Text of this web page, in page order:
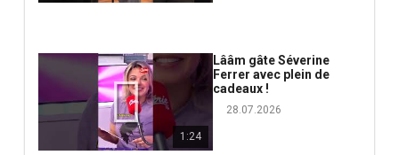
1:24
Lââm gâte Séverine
Ferrer avec plein de
cadeaux !
28.07.2026